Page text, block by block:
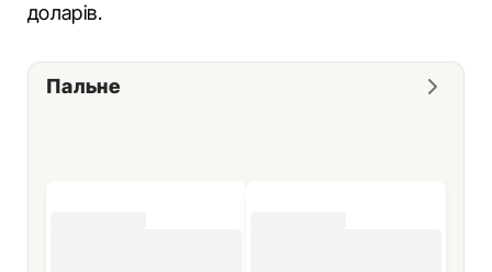
доларів.
Пальне